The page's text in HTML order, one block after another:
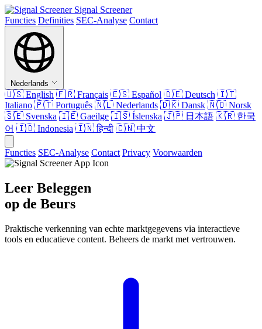
Signal Screener
Functies Definities SEC-Analyse Contact
Nederlands
🇺🇸 English 🇫🇷 Français 🇪🇸 Español 🇩🇪 Deutsch 🇮🇹
Italiano 🇵🇹 Português 🇳🇱 Nederlands 🇩🇰 Dansk 🇳🇴 Norsk
🇸🇪 Svenska 🇮🇪 Gaeilge 🇮🇸 Íslenska 🇯🇵 日本語 🇰🇷 한국
어 🇮🇩 Indonesia 🇮🇳हिन्दी 🇨🇳 中文
Functies SEC-Analyse Contact Privacy Voorwaarden
Leer Beleggen
op de Beurs
Praktische verkenning van echte marktgegevens via interactieve
tools en educatieve content. Beheers de markt met vertrouwen.